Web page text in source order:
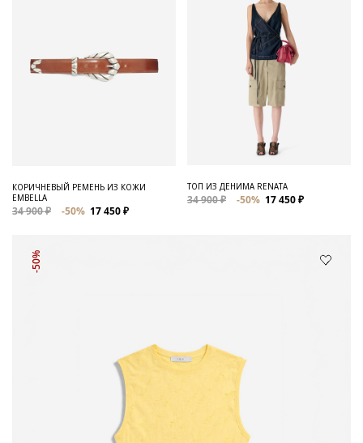
КОРИЧНЕВЫЙ РЕМЕНЬ ИЗ КОЖИ
EMBELLA
34 900 ₽ -50% 17 450 ₽
ТОП ИЗ ДЕНИМА RENATA
34 900 ₽ -50% 17 450 ₽
-50%